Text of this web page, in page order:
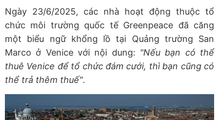
Ngày 23/6/2025, các nhà hoạt động thuộc tổ
chức môi trường quốc tế Greenpeace đã căng
một biểu ngữ khổng lồ tại Quảng trường San
Marco ở Venice với nội dung: "Nếu bạn có thể
thuê Venice để tổ chức đám cưới, thì bạn cũng có
thể trả thêm thuế".